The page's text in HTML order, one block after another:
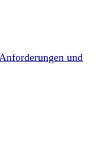
und